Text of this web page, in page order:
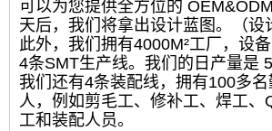
可以为您提供全方位的
天后，我们将拿出设计蓝图。（设
此外，我们拥有4000M²工厂，设
4条SMT生产线。我们的日产量是
我们还有4条装配线，拥有100多
人，例如剪毛工、修补工、焊工、
工和装配人员。